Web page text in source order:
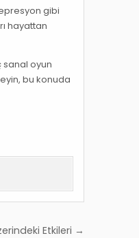
gibi
hayattan
sanal oyun
bu konuda
Etkileri →